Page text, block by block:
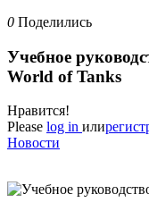
0 Поделились
Учебное
World of Tanks
Нравится!
Please log in или
Новости